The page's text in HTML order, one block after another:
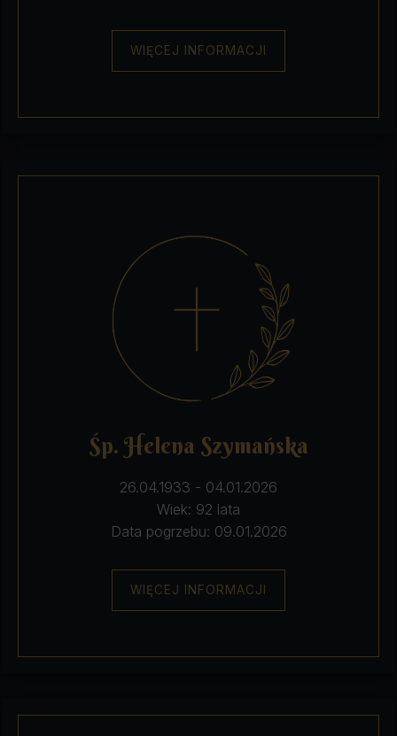
WIĘCEJ INFORMACJI
Śp. Helena Szymańska
26.04.1933 - 04.01.2026
Wiek: 92 lata
Data pogrzebu: 09.01.2026
WIĘCEJ INFORMACJI